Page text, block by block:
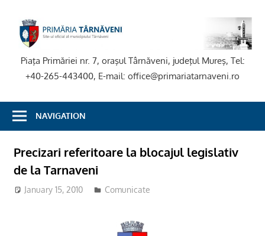
content
Piaţa Primăriei nr. 7, oraşul Târnăveni, judeţul Mureş, Tel:
+40-265-443400, E-mail: office@primariatarnaveni.ro
NAVIGATION
Precizari referitoare la blocajul legislativ
de la Tarnaveni
January 15, 2010 Comunicate